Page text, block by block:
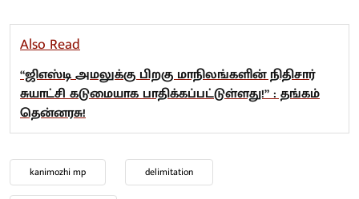
Also Read
“ஜிஎஸ்டி அமலுக்கு பிறகு மாநிலங்களின் நிதிசார்
சுயாட்சி கடுமையாக பாதிக்கப்பட்டுள்ளது!” : தங்கம்
தென்னரசு!
kanimozhi mp delimitation